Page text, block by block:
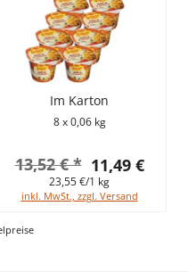
Im Karton
8 x 0,06 kg
11,49 €
13,52 € *
23,55 €/1 kg
inkl. MwSt., zzgl. Versand